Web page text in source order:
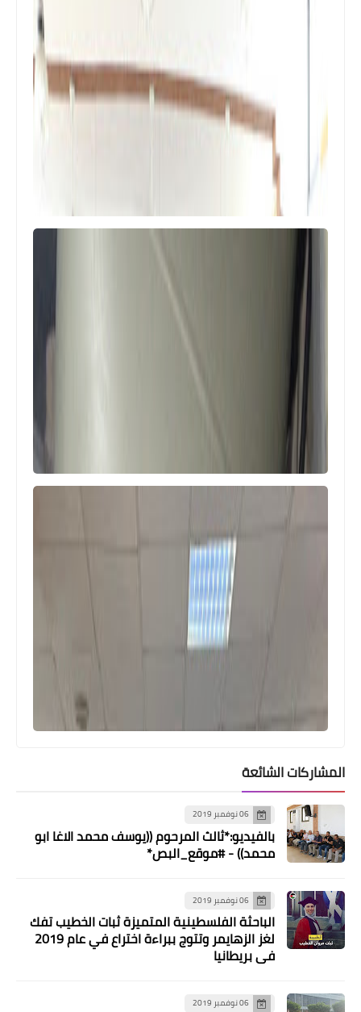
مقالات
*⭕ قضيّة لين طالب: الخال متورّط...
والعائلة كانت تَعلَم
محطات
المشترك في لبنان حول الاحداث المؤسفة
في مخيم عين الحلوة
أخبار المخيمات
مخيم عين الحلوة لا تعليق
المشاركات الشائعة
06 نوفمبر 2019
بالفيديو:*ثالث المرحوم ((يوسف محمد الاغا ابو
محمد)) - #موقع_البص*
06 نوفمبر 2019
الباحثة الفلسطينية المتميزة ثبات الخطيب تفك
لغز الزهايمر وتتوج ببراءة اختراع في عام 2019
في بريطانيا
06 نوفمبر 2019